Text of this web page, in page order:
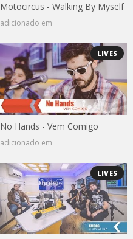
Motocircus - Walking By Myself
adicionado em
LIVES
No Hands - Vem Comigo
adicionado em
LIVES